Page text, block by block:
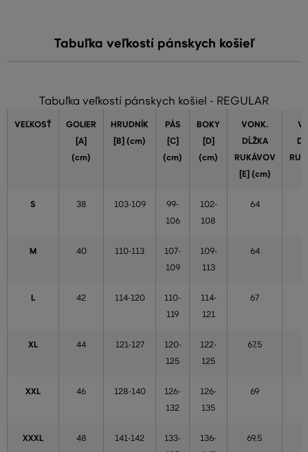
Tabuľka veľkostí pánskych košieľ
Tabuľka veľkostí pánskych košiel - REGULAR
VEĽKOSŤ
GOLIER
[A]
(cm)
HRUDNÍK
[B] (cm)
PÁS
[C]
(cm)
BOKY
[D]
(cm)
VONK.
DĹŽKA
RUKÁVOV
[E] (cm)
S 38 103-109
99-
106
102-
108
64
M 40 110-113
107-
109
109-
113
64
L 42 114-120
110-
119
114-
121
67
XL 44 121-127
120-
125
122-
125
67,5
XXL 46 128-140
126-
132
126-
135
69
XXXL 48 141-142
133-
136-
69,5